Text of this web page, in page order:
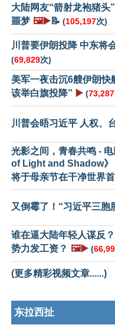
大陆网友“箭射龙袍猪头
噩梦 🖼️▶️📝 (105,197次)
川普要伊朗投降 中东将
(69,829次)
美军一夜击沉6艘伊朗快
该举白旗投降” ▶️ (73,287
川普会晤习近平 人权、
光影之间，青春共鸣 -
of Light and Shadow》
将于母亲节在干净世界
又倒霉了！“习近平三胞
谁在逼大陆年轻人谋反
势力发工资？ 🖼️▶️ (
(更多精彩视频文章......)
东拉西扯